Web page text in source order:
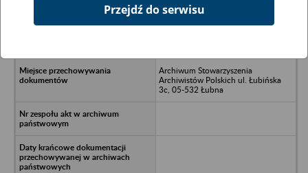
Przedsiębiorstwo Produkcji Sprzętu
Archiwum Stowarzyszenia
Archiwistów Polskich ul. Łubińska
3c, 05-532 Łubna
Przejdź do serwisu